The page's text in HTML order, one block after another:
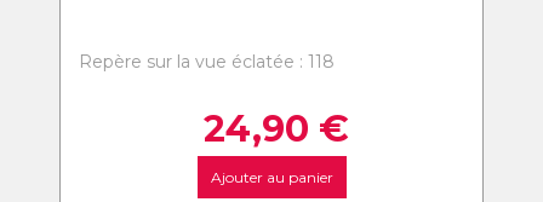
Repère sur la vue éclatée : 118
24,90 €
Ajouter au panier